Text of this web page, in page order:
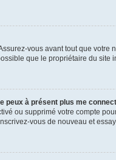
vous avant tout que
que le propriétaire du site
peux à présent plus me
ou supprimé votre compte
vous de nouveau et